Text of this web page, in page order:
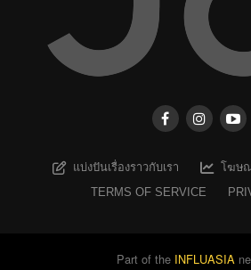
แบ่งปันเรื่องราวกับเรา โฆษ
TERMS OF SERVICE
Part of the INFLUASIA